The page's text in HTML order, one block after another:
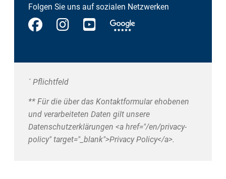
Folgen Sie uns auf sozialen Netzwerken
´ Pflichtfeld
** Für die über das Kontaktformular ehobenen
und verarbeiteten Daten gilt unsere
Datenschutzerklärungen <a href="/en/privacy-
policy" target="_blank">Privacy Policy</a>.